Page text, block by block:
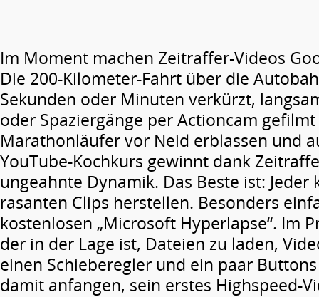
Im Moment machen Zeitraffer-Videos
Die 200-Kilometer-Fahrt über die
Sekunden oder Minuten verkürzt,
oder Spaziergänge per Actioncam
Marathonläufer vor Neid erblassen und
YouTube-Kochkurs gewinnt dank
ungeahnte Dynamik. Das Beste ist: Jeder
rasanten Clips herstellen. Besonders
kostenlosen „Microsoft Hyperlapse“. Im
der in der Lage ist, Dateien zu laden,
einen Schieberegler und ein paar
damit anfangen, sein erstes Highspeed-